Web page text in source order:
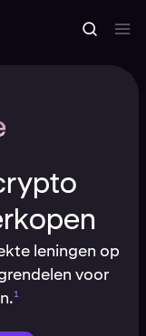
leningen op
voor
1